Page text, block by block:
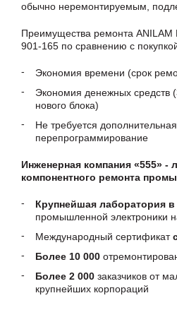
обычно неремонтируемым,
Преимущества ремонта ANILAM
901-165 по сравнению с
Экономия времени (срок
Экономия денежных средств
нового блока)
Не требуется
перепрограммирование
Инженерная компания «555» -
компонентного ремонта
Крупнейшая лаборатория
промышленной электроники
Международный сертификат
Более 10 000
Более 2 000 заказчиков от
крупнейших корпораций